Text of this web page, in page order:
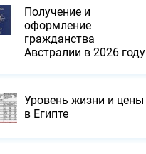
Получение и
оформление
гражданства
Австралии в 2026 году
Уровень жизни и цены
в Египте